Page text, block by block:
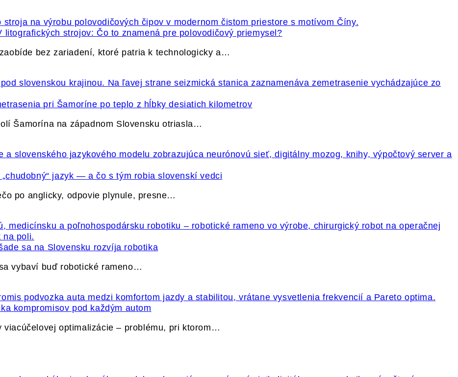
strojov: Čo to znamená pre polovodičový priemysel?
bez zariadení, ktoré patria k technologicky a…
pri Šamoríne po teplo z hĺbky desiatich kilometrov
Šamorína na západnom Slovensku otriasla…
jazyk — a čo s tým robia slovenskí vedci
po anglicky, odpovie plynule, presne…
sa na Slovensku rozvíja robotika
vybaví buď robotické rameno…
kompromisov pod každým autom
optimalizácie – problému, pri ktorom…